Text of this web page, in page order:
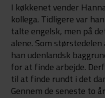
I køkkenet vender
kollega. Tidligere var
talte engelsk, men på
alene. Som
han udenlandsk
for at finde arbejde.
til at finde rundt i det
Gennem de seneste to